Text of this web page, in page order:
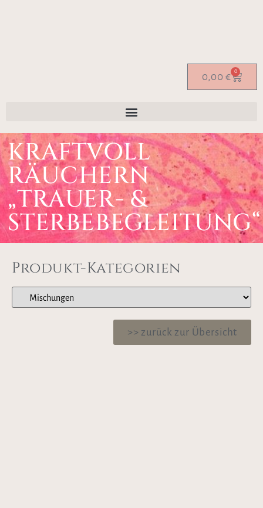
0,00 € 0
KRAFTVOLL
RÄUCHERN
„TRAUER- &
STERBEBEGLEITUNG“
Produkt-Kategorien
>> zurück zur Übersicht